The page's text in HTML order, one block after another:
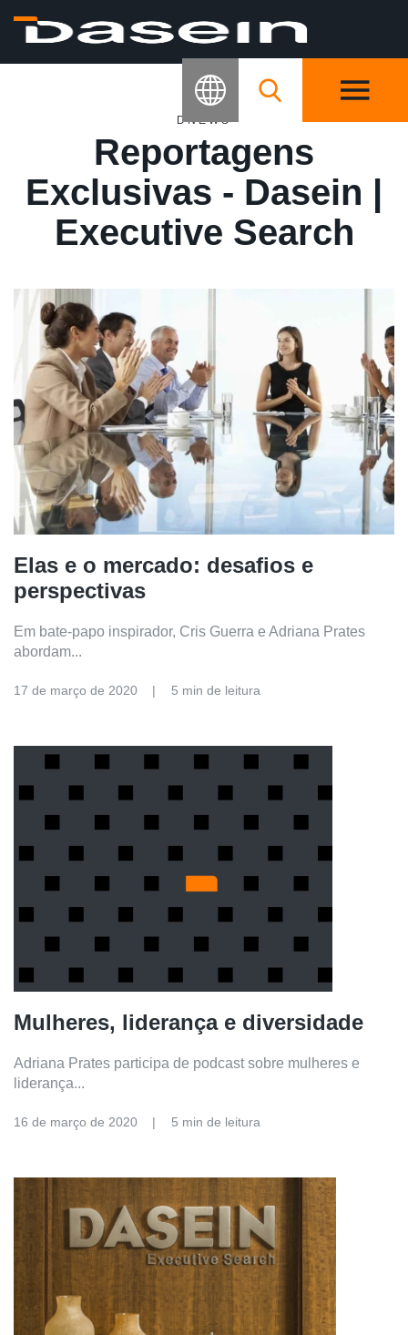
DNEWS
Reportagens
Exclusivas - Dasein |
Executive Search
Elas e o mercado: desafios e
perspectivas
Em bate-papo inspirador, Cris Guerra e Adriana Prates
abordam...
17 de março de 2020 5 min de leitura
Mulheres, liderança e diversidade
Adriana Prates participa de podcast sobre mulheres e
liderança...
16 de março de 2020 5 min de leitura